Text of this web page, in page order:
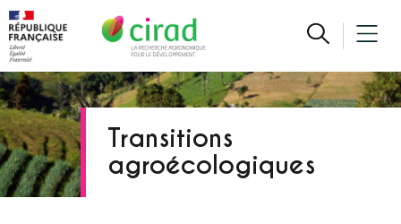
Transitions
agroécologiques